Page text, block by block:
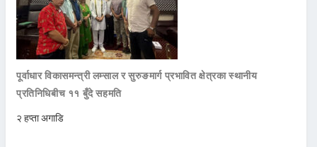
पूर्वाधार विकासमन्त्री लम्साल र सुरुङमार्ग प्रभावित क्षेत्रका स्थानीय
प्रतिनिधिबीच ११ बुँदे सहमति
२ हप्ता अगाडि